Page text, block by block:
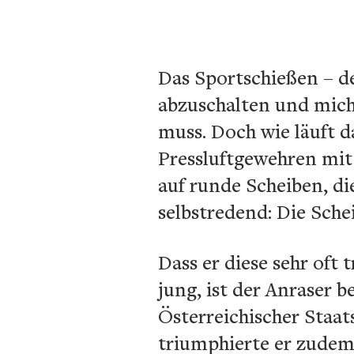
Das Sportschießen –
abzuschalten und
muss. Doch wie läuft
Pressluftgewehren
auf runde Scheiben,
selbstredend: Die
Dass er diese sehr oft
jung, ist der Anraser
Österreichischer
triumphierte er